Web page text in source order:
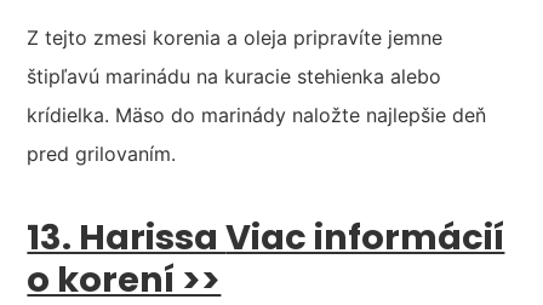
Z tejto zmesi korenia a oleja pripravíte jemne
štipľavú marinádu na kuracie stehienka alebo
krídielka. Mäso do marinády naložte najlepšie deň
pred grilovaním.
13. HarissaViac informácií
o korení >>